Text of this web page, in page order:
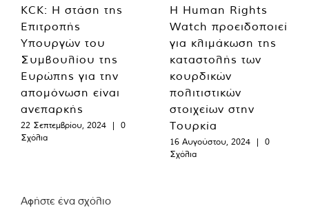
KCK: Η στάση της
Επιτροπής
Υπουργών του
Συμβουλίου της
Ευρώπης για την
απομόνωση είναι
ανεπαρκής
22 Σεπτεμβρίου, 2024 |
0
Σχόλια
Η Human Rights
Watch προειδοποιεί
για κλιμάκωση της
καταστολής των
κουρδικών
πολιτιστικών
στοιχείων στην
Τουρκία
16 Αυγούστου, 2024 |
0
Σχόλια
Αφήστε ένα σχόλιο